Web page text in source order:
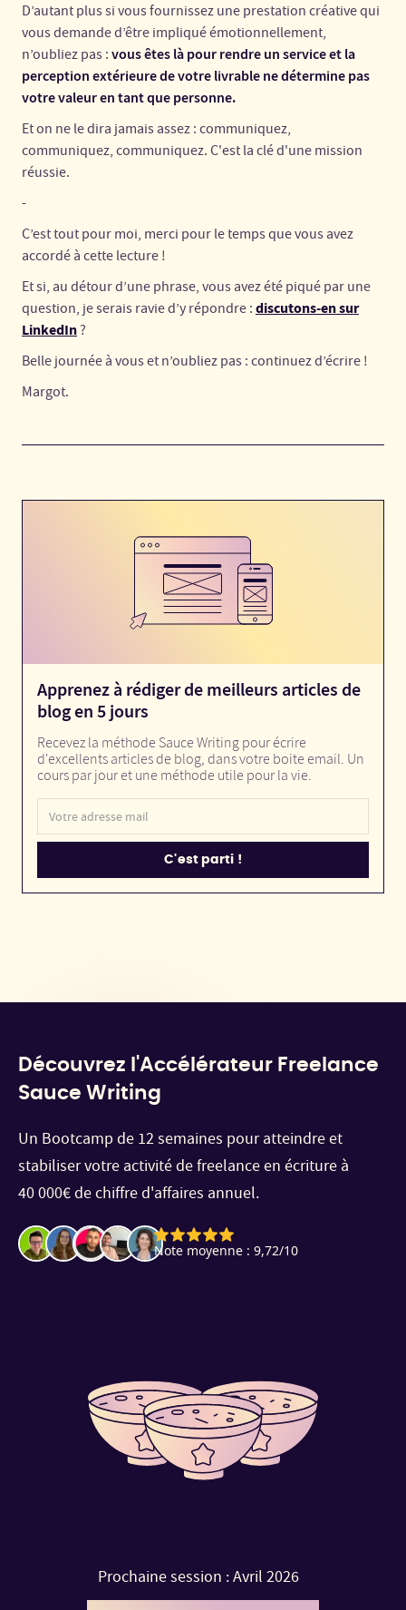
D’autant plus si vous fournissez une prestation créative qui
vous demande d’être impliqué émotionnellement,
n’oubliez pas : vous êtes là pour rendre un service et la
perception extérieure de votre livrable ne détermine pas
votre valeur en tant que personne.
Et on ne le dira jamais assez : communiquez,
communiquez, communiquez. C'est la clé d'une mission
réussie.
-
C’est tout pour moi, merci pour le temps que vous avez
accordé à cette lecture !
Et si, au détour d’une phrase, vous avez été piqué par une
question, je serais ravie d’y répondre : discutons-en sur
LinkedIn?
Belle journée à vous et n’oubliez pas : continuez d’écrire !
Margot.
Apprenez à rédiger de meilleurs articles de
blog en 5 jours
Recevez la méthode Sauce Writing pour écrire
d'excellents articles de blog, dans votre boite email. Un
cours par jour et une méthode utile pour la vie.
Découvrez l'Accélérateur Freelance
Sauce Writing
Un Bootcamp de 12 semaines pour atteindre et
stabiliser votre activité de freelance en écriture à
40 000€ de chiffre d'affaires annuel.
Prochaine session : Avril 2026